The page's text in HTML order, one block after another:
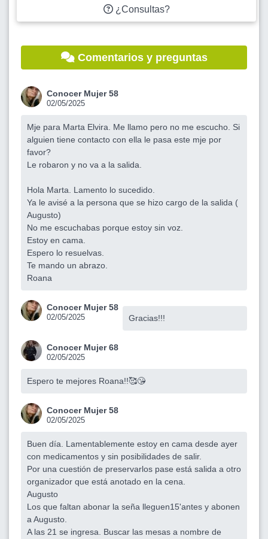
¿Consultas?
Comentarios y preguntas
Conocer Mujer 58
02/05/2025
Mje para Marta Elvira. Me llamo pero no me escucho. Si
alguien tiene contacto con ella le pasa este mje por
favor?
Le robaron y no va a la salida.
Hola Marta. Lamento lo sucedido.
Ya le avisé a la persona que se hizo cargo de la salida (
Augusto)
No me escuchabas porque estoy sin voz.
Estoy en cama.
Espero lo resuelvas.
Te mando un abrazo.
Roana
Conocer Mujer 58
02/05/2025 Gracias!!!
Conocer Mujer 68
02/05/2025
Espero te mejores Roana!!🥰😘
Conocer Mujer 58
02/05/2025
Buen día. Lamentablemente estoy en cama desde ayer
con medicamentos y sin posibilidades de salir.
Por una cuestión de preservarlos pase está salida a otro
organizador que está anotado en la cena.
Augusto
Los que faltan abonar la seña lleguen15'antes y abonen
a Augusto.
A las 21 se ingresa. Buscar las mesas a nombre de